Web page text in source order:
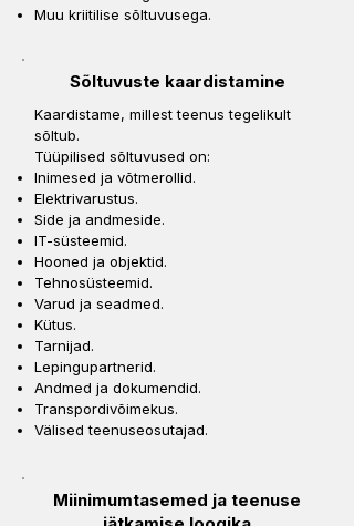
Muu kriitilise sõltuvusega.
Sõltuvuste kaardistamine
Kaardistame, millest teenus tegelikult
sõltub.
Tüüpilised sõltuvused on:
Inimesed ja võtmerollid.
Elektrivarustus.
Side ja andmeside.
IT-süsteemid.
Hooned ja objektid.
Tehnosüsteemid.
Varud ja seadmed.
Kütus.
Tarnijad.
Lepingupartnerid.
Andmed ja dokumendid.
Transpordivõimekus.
Välised teenuseosutajad.
Miinimumtasemed ja teenuse